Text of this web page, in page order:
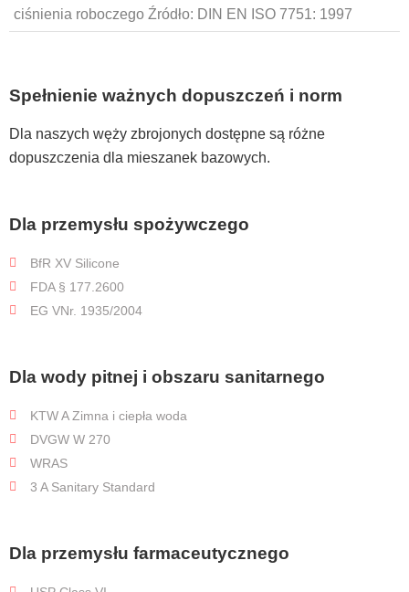
ciśnienia roboczego Źródło: DIN EN ISO 7751: 1997
Spełnienie ważnych dopuszczeń i norm
Dla naszych węży zbrojonych dostępne są różne
dopuszczenia dla mieszanek bazowych.
Dla przemysłu spożywczego
BfR XV Silicone
FDA § 177.2600
EG VNr. 1935/2004
Dla wody pitnej i obszaru sanitarnego
KTW A Zimna i ciepła woda
DVGW W 270
WRAS
3 A Sanitary Standard
Dla przemysłu farmaceutycznego